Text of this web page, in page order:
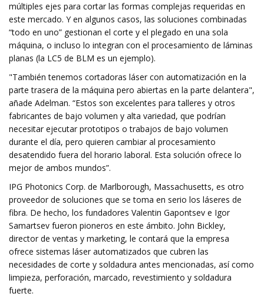
múltiples ejes para cortar las formas complejas requeridas en
este mercado. Y en algunos casos, las soluciones combinadas
“todo en uno” gestionan el corte y el plegado en una sola
máquina, o incluso lo integran con el procesamiento de láminas
planas (la LC5 de BLM es un ejemplo).
"También tenemos cortadoras láser con automatización en la
parte trasera de la máquina pero abiertas en la parte delantera",
añade Adelman. “Estos son excelentes para talleres y otros
fabricantes de bajo volumen y alta variedad, que podrían
necesitar ejecutar prototipos o trabajos de bajo volumen
durante el día, pero quieren cambiar al procesamiento
desatendido fuera del horario laboral. Esta solución ofrece lo
mejor de ambos mundos”.
IPG Photonics Corp. de Marlborough, Massachusetts, es otro
proveedor de soluciones que se toma en serio los láseres de
fibra. De hecho, los fundadores Valentin Gapontsev e Igor
Samartsev fueron pioneros en este ámbito. John Bickley,
director de ventas y marketing, le contará que la empresa
ofrece sistemas láser automatizados que cubren las
necesidades de corte y soldadura antes mencionadas, así como
limpieza, perforación, marcado, revestimiento y soldadura
fuerte.